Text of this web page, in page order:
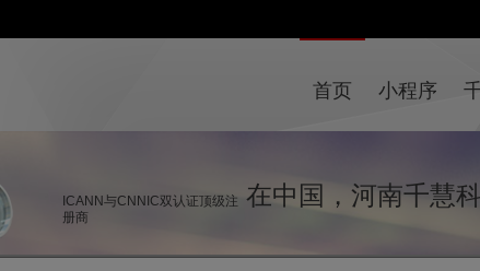
首页 小程序
ICANN与CNNIC双认证顶级注
册商
在中国，河南千慧